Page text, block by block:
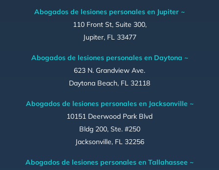
Abogados de lesiones personales en Jupiter ~
110 Front St, Suite 300,
Jupiter, FL 33477
Abogados de lesiones personales en Daytona ~
623 N. Grandview Ave.
Daytona Beach, FL 32118
Abogados de lesiones personales en Jacksonville ~
10151 Deerwood Park Blvd
Bldg 200, Ste. #250
Jacksonville, FL 32256
Abogados de lesiones personales en Tallahassee ~